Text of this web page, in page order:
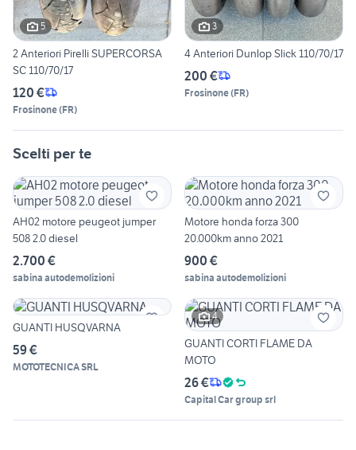
5
2 Anteriori Pirelli SUPERCORSA
SC 110/70/17
120 €
Frosinone(FR)
3
4 Anteriori Dunlop Slick 110/70/17
200 €
Frosinone(FR)
Scelti per te
AH02 motore peugeot jumper
508 2.0 diesel
2.700 €
sabina autodemolizioni
Motore honda forza 300
20.000km anno 2021
900 €
sabina autodemolizioni
GUANTI HUSQVARNA
59 €
MOTOTECNICA SRL
4
GUANTI CORTI FLAME DA
MOTO
26 €
Capital Car group srl